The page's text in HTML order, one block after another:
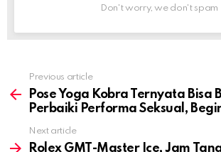
Don't worry, we don't spam
more
Previous article
Pose Yoga Kobra Ternyata Bisa
Perbaiki Performa Seksual,
Next article
Rolex GMT-Master Ice, Jam